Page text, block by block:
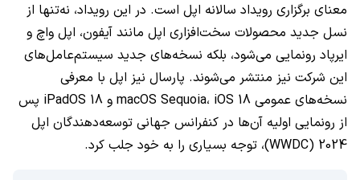
معنای برگزاری رویداد سالانه اپل است. در این رویداد، نه‌تنها از
نسل جدید محصولات سخت‌افزاری اپل مانند آیفون، اپل واچ و
ایرپاد رونمایی می‌شود، بلکه نسخه‌های جدید سیستم‌عامل‌های
این شرکت نیز منتشر می‌شوند. پارسال نیز اپل با معرفی
نسخه‌های عمومی macOS Sequoia، iOS 18 و iPadOS 18 پس
از رونمایی اولیه آن‌ها در کنفرانس جهانی توسعه‌دهندگان اپل
2024 (WWDC)، توجه بسیاری را به خود جلب کرد.